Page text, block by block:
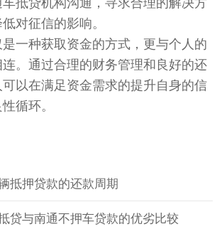
抵贷机构沟通，寻求合理的解决方
对征信的影响。
一种获取资金的方式，更与个人的
。通过合理的财务管理和良好的还
以在满足资金需求的提升自身的信
循环。
抵押贷款的还款周期
贷与南通不押车贷款的优劣比较